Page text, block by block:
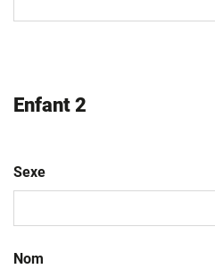
Enfant 2
Sexe
Nom